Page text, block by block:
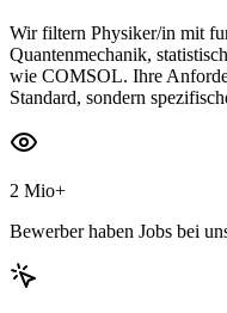
Wir filtern Physiker/in mit
Quantenmechanik,
wie COMSOL. Ihre
Standard, sondern
2 Mio+
Bewerber haben Jobs bei